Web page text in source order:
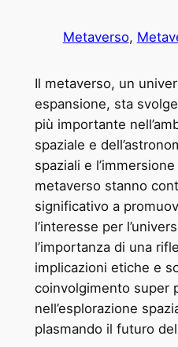
Metaverso,
Il metaverso, un
espansione, sta
più importante
spaziale e
spaziali e
metaverso stanno
significativo a
l’interesse per
l’importanza di una
implicazioni etiche e
coinvolgimento super
nell’esplorazione
plasmando il futuro